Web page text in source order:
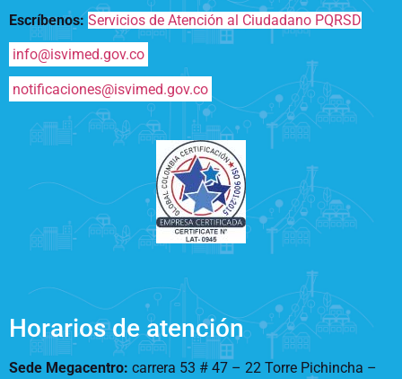
Escríbenos: Servicios de Atención al Ciudadano PQRSD
info@isvimed.gov.co
notificaciones@isvimed.gov.co
Horarios de atención
Sede Megacentro: carrera 53 # 47 – 22 Torre Pichincha –